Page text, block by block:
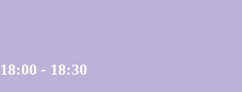
18:00 - 18:30